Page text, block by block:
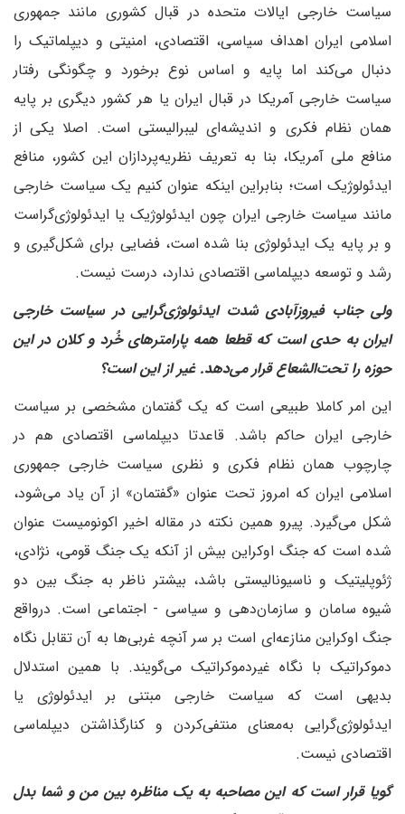
سیاست خارجی ایالات متحده در قبال کشوری مانند جمهوری
اسلامی ایران اهداف سیاسی، اقتصادی، امنیتی و دیپلماتیک را
دنبال می‌کند اما پایه و اساس نوع برخورد و چگونگی رفتار
سیاست خارجی آمریکا در قبال ایران یا هر کشور دیگری بر پایه
همان نظام فکری و اندیشه‌ای لیبرالیستی است. اصلا یکی از
منافع ملی آمریکا، بنا به تعریف نظریه‌پردازان این کشور، منافع
ایدئولوژیک است؛ بنابراین اینکه عنوان کنیم یک سیاست خارجی
مانند سیاست خارجی ایران چون ایدئولوژیک یا ایدئولوژی‌گراست
و بر پایه یک ایدئولوژی بنا شده است، فضایی برای شکل‌گیری و
رشد و توسعه دیپلماسی اقتصادی ندارد، درست نیست.
‌ولی جناب فیروزآبادی شدت ایدئولوژی‌گرایی در سیاست خارجی
ایران به حدی است که قطعا همه پارامترهای خُرد و کلان در این
حوزه را تحت‌الشعاع قرار می‌دهد. غیر از این است؟
این امر کاملا طبیعی است که یک گفتمان مشخصی بر سیاست
خارجی ایران حاکم باشد. قاعدتا دیپلماسی اقتصادی هم در
چارچوب همان نظام فکری و نظری سیاست خارجی جمهوری
اسلامی ایران که امروز تحت عنوان «گفتمان» از آن یاد می‌شود،
شکل می‌گیرد. پیرو همین نکته در مقاله اخیر اکونومیست عنوان
شده است که جنگ اوکراین بیش از آنکه یک جنگ قومی، نژادی،
ژئوپلیتیک و ناسیونالیستی باشد، بیشتر ناظر به جنگ بین دو
شیوه سامان و سازمان‌دهی و سیاسی - اجتماعی است. درواقع
جنگ اوکراین منازعه‌ای است بر سر آنچه غربی‌ها به آن تقابل نگاه
دموکراتیک با نگاه غیردموکراتیک می‌گویند. با همین استدلال
بدیهی است که سیاست خارجی مبتنی بر ایدئولوژی یا
ایدئولوژی‌گرایی به‌معنای منتفی‌کردن و کنار‌گذاشتن دیپلماسی
اقتصادی نیست.
‌گویا قرار است که این مصاحبه به یک مناظره بین من و شما بدل